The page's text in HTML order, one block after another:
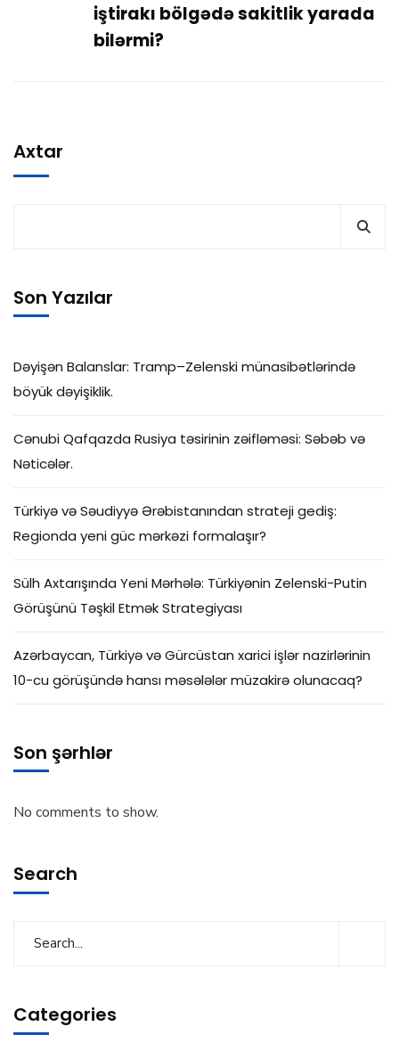
iştirakı bölgədə sakitlik yarada
bilərmi?
Axtar
Son Yazılar
Dəyişən Balanslar: Tramp–Zelenski münasibətlərində
böyük dəyişiklik.
Cənubi Qafqazda Rusiya təsirinin zəifləməsi: Səbəb və
Nəticələr.
Türkiyə və Səudiyyə Ərəbistanından strateji gediş:
Regionda yeni güc mərkəzi formalaşır?
Sülh Axtarışında Yeni Mərhələ: Türkiyənin Zelenski-Putin
Görüşünü Təşkil Etmək Strategiyası
Azərbaycan, Türkiyə və Gürcüstan xarici işlər nazirlərinin
10-cu görüşündə hansı məsələlər müzakirə olunacaq?
Son şərhlər
No comments to show.
Search
Categories